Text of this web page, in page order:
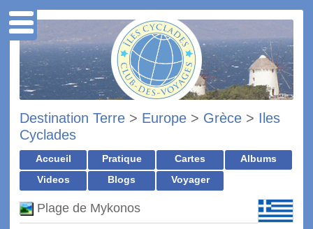
Destination Terre > Europe > Grèce > Iles
Cyclades
Accueil Pratique Cartes
Albums
Videos
Blogs Voyager
Plage de Mykonos